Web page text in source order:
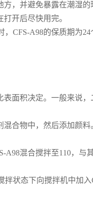
，并避免暴露在潮湿的
开后尽快用完。
CFS-A98的保质期为24
面积决定。一般来说，
合物中，然后添加颜料
混合搅拌至110，与
状态下向搅拌机中加入